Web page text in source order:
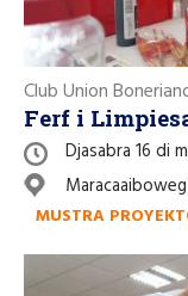
Club Union
Ferf i
Djasabra 16 di
MUSTRA